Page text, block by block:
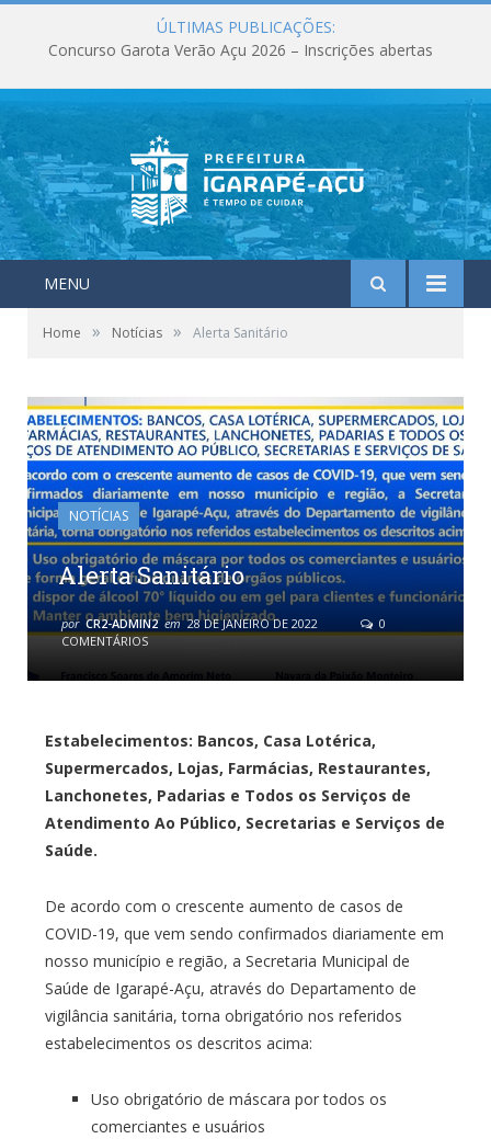
ÚLTIMAS PUBLICAÇÕES:
Concurso Garota Verão Açu 2026 – Inscrições abertas
MENU
Home » Notícias » Alerta Sanitário
NOTÍCIAS
Alerta Sanitário
por CR2-ADMIN2 em 28 DE JANEIRO DE 2022
0
COMENTÁRIOS
Estabelecimentos: Bancos, Casa Lotérica,
Supermercados, Lojas, Farmácias, Restaurantes,
Lanchonetes, Padarias e Todos os Serviços de
Atendimento Ao Público, Secretarias e Serviços de
Saúde.
De acordo com o crescente aumento de casos de
COVID-19, que vem sendo confirmados diariamente em
nosso município e região, a Secretaria Municipal de
Saúde de Igarapé-Açu, através do Departamento de
vigilância sanitária, torna obrigatório nos referidos
estabelecimentos os descritos acima:
Uso obrigatório de máscara por todos os
comerciantes e usuários